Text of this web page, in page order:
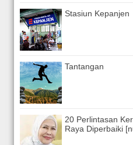
Stasiun Kepanjen
Tantangan
20 Perlintasan
Raya Diperbaiki